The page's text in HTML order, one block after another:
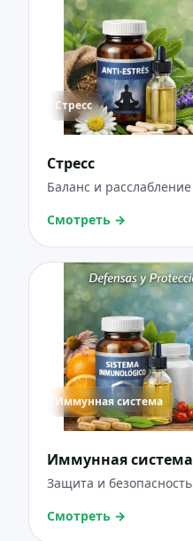
Стресс
Стресс
Баланс и расслабление
Смотреть →
Иммунная система
Иммунная система
Защита и безопасность
Смотреть →